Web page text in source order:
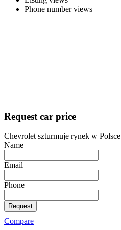
Phone number views
Request car price
Chevrolet szturmuje rynek w Polsce
Name
Email
Phone
Request
Compare